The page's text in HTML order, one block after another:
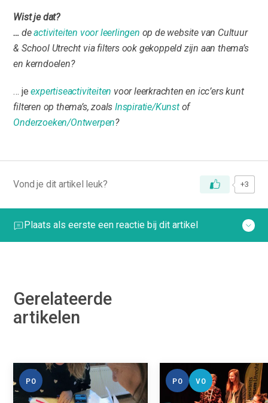
Wist je dat?
… deactiviteiten voor leerlingen op de website van Cultuur
& School Utrecht via filters ook gekoppeld zijn aan thema’s
en kerndoelen?
… jeexpertiseactiviteiten voor leerkrachten en icc’ers kunt
filteren op thema’s, zoals Inspiratie/Kunstof
Onderzoeken/Ontwerpen?
Vond je dit artikel leuk? +3
Plaats als eerste een reactie bij dit artikel
Gerelateerde
artikelen
PO PO VO